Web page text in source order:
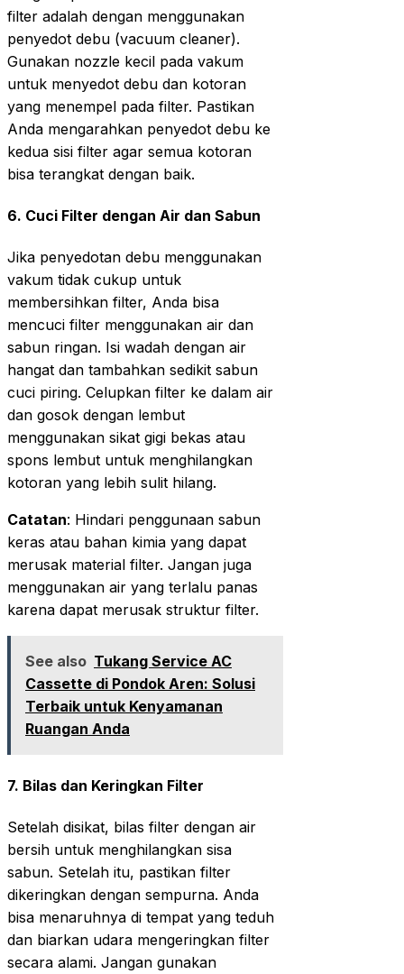
filter adalah dengan menggunakan
penyedot debu (vacuum cleaner).
Gunakan nozzle kecil pada vakum
untuk menyedot debu dan kotoran
yang menempel pada filter. Pastikan
Anda mengarahkan penyedot debu ke
kedua sisi filter agar semua kotoran
bisa terangkat dengan baik.
6. Cuci Filter dengan Air dan Sabun
Jika penyedotan debu menggunakan
vakum tidak cukup untuk
membersihkan filter, Anda bisa
mencuci filter menggunakan air dan
sabun ringan. Isi wadah dengan air
hangat dan tambahkan sedikit sabun
cuci piring. Celupkan filter ke dalam air
dan gosok dengan lembut
menggunakan sikat gigi bekas atau
spons lembut untuk menghilangkan
kotoran yang lebih sulit hilang.
Catatan: Hindari penggunaan sabun
keras atau bahan kimia yang dapat
merusak material filter. Jangan juga
menggunakan air yang terlalu panas
karena dapat merusak struktur filter.
See also Tukang Service AC
Cassette di Pondok Aren: Solusi
Terbaik untuk Kenyamanan
Ruangan Anda
7. Bilas dan Keringkan Filter
Setelah disikat, bilas filter dengan air
bersih untuk menghilangkan sisa
sabun. Setelah itu, pastikan filter
dikeringkan dengan sempurna. Anda
bisa menaruhnya di tempat yang teduh
dan biarkan udara mengeringkan filter
secara alami. Jangan gunakan